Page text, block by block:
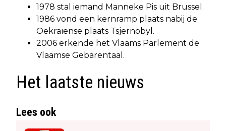
1978 stal iemand Manneke Pis uit Brussel.
1986 vond een kernramp plaats nabij de
Oekraïense plaats Tsjernobyl.
2006 erkende het Vlaams Parlement de
Vlaamse Gebarentaal.
Het laatste nieuws
Lees ook